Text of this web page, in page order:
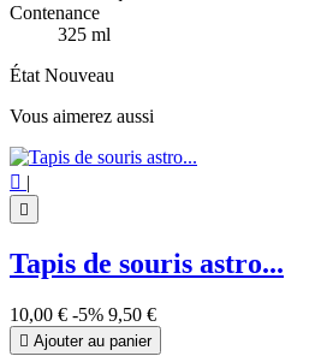
Contenance
325 ml
ÉtatNouveau
Vous aimerez aussi
 |

Tapis de souris astro...
10,00 € -5% 9,50 €
 Ajouter au panier